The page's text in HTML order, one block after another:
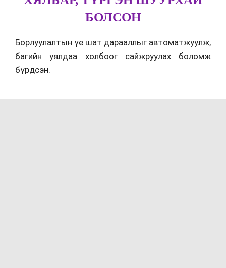
БОЛСОН
Борлуулалтын үе шат дарааллыг автоматжуулж,
багийн уялдаа холбоог сайжруулах боломж
бүрдсэн.